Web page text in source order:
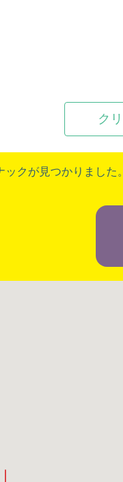
ク
クが見つかりました